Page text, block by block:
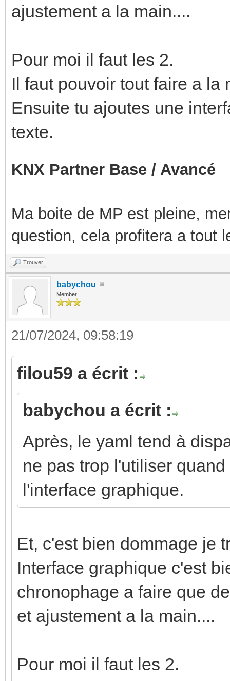
ajustement a la main....
Pour moi il faut les 2.
Il faut pouvoir tout faire a la
Ensuite tu ajoutes une
texte.
KNX Partner Base / Avancé
Ma boite de MP est pleine,
question, cela profitera a tout
Trouver
babychou
Member
21/07/2024, 09:58:19
filou59 a écrit :
babychou a écrit :
Après, le yaml tend à
ne pas trop l'utiliser
l'interface graphique.
Et, c'est bien dommage je
Interface graphique c'est
chronophage a faire que
et ajustement a la main....
Pour moi il faut les 2.